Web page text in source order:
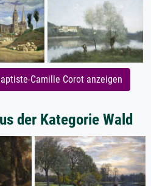
Camille Corot anzeigen
der Kategorie Wald